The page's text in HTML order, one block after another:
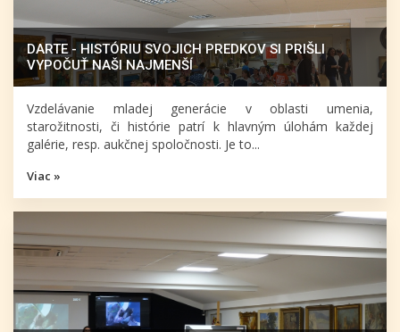
DARTE - HISTÓRIU SVOJICH PREDKOV SI PRIŠLI
VYPOČUŤ NAŠI NAJMENŠÍ
Vzdelávanie mladej generácie v oblasti umenia,
starožitnosti, či histórie patrí k hlavným úlohám každej
galérie, resp. aukčnej spoločnosti. Je to...
Viac »